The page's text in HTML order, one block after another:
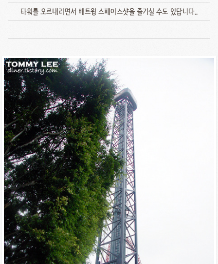
타워를 오르내리면서 배트윙 스페이스샷을 즐기실 수도 있답니다..